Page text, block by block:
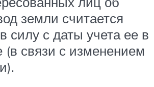
земли считается
с даты учета ее в
(в связи с изменением